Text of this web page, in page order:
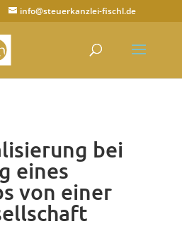
info@steuerkanzlei-fischl.de
bei
eines
von einer